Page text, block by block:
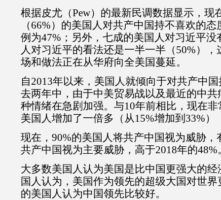
根据皮尤（Pew）的最新民调数据显示，现
（66%）的美国人对共产中国持不喜欢的
例为47%；另外，七成的美国人对习近平
人对习近平的看法还是一半一半（50%）
场和做法正在从华府向全美国蔓延。
自2013年以来，美国人就倾向于对共产中
去两年中，由于中美贸易战以及最近的中
种情绪在急剧加强。与10年前相比，现在
美国人增加了一倍多（从15%增加到33%）
现在，90%的美国人将共产中国视为威胁，
共产中国视为主要威胁，高于2018年的48%
大多数美国人认为美国是比中国更强大的
国人认为，美国作为领先的超级大国对世
的美国人认为中国领先比较好。